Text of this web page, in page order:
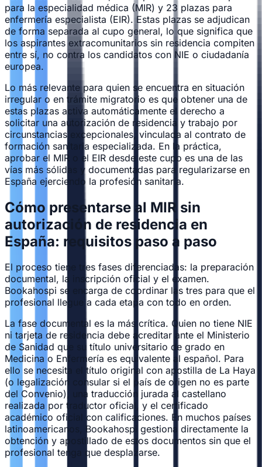
para la especialidad médica (MIR) y 23 plazas para
enfermería especialista (EIR). Estas plazas se adjudican
de forma separada al cupo general, lo que significa que
los aspirantes extracomunitarios sin residencia compiten
entre sí, no contra los candidatos con NIE o ciudadanía
europea.
Lo más relevante para quien se encuentra en situación
irregular o en trámite migratorio es que obtener una de
estas plazas activa automáticamente el derecho a
solicitar una autorización de residencia y trabajo por
circunstancias excepcionales, vinculada al contrato de
formación sanitaria especializada. En la práctica,
aprobar el MIR o el EIR desde este cupo es una de las
vías más sólidas y documentadas para regularizarse en
España ejerciendo la profesión sanitaria.
Cómo presentarse al MIR sin
autorización de residencia en
España: requisitos paso a paso
El proceso tiene tres fases diferenciadas: la preparación
documental, la inscripción oficial y el examen.
Bookahospi se encarga de coordinar las tres para que el
profesional llegue a cada etapa con todo en orden.
La fase documental es la más crítica. Quien no tiene NIE
ni tarjeta de residencia debe acreditar ante el Ministerio
de Sanidad que su título universitario de grado en
Medicina o Enfermería es equivalente al español. Para
ello se necesita el título original con apostilla de La Haya
(o legalización consular si el país de origen no es parte
del Convenio), una traducción jurada al castellano
realizada por traductor oficial, y el certificado
académico oficial con calificaciones. En muchos países
latinoamericanos, Bookahospi gestiona directamente la
obtención y apostillado de estos documentos sin que el
profesional tenga que desplazarse.